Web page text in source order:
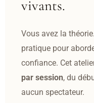
vivants.
Vous avez la
pratique pour
confiance. Cet
par session, du
aucun spectateur.